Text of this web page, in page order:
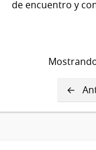
de encuentro y